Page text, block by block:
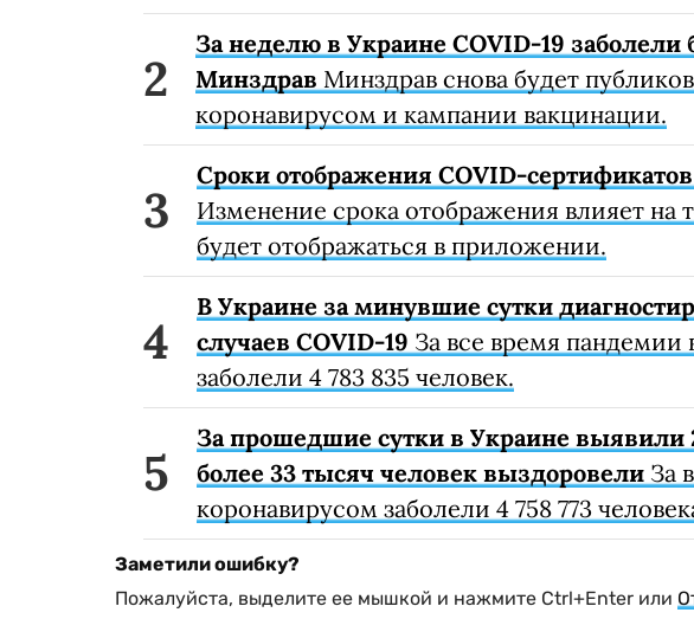
За неделю в Украине COVID-19 заболели
Минздрав Минздрав снова будет
коронавирусом и кампании вакцинации.
Сроки отображения COVID-
Изменение срока отображения влияет на
будет отображаться в приложении.
В Украине за минувшие сутки
случаев COVID-19 За все время пандемии
заболели 4 783 835 человек.
За прошедшие сутки в Украине выявили
более 33 тысяч человек выздоровели За
коронавирусом заболели 4 758 773
Заметили ошибку?
Пожалуйста, выделите ее мышкой и нажмите Ctrl+Enter или